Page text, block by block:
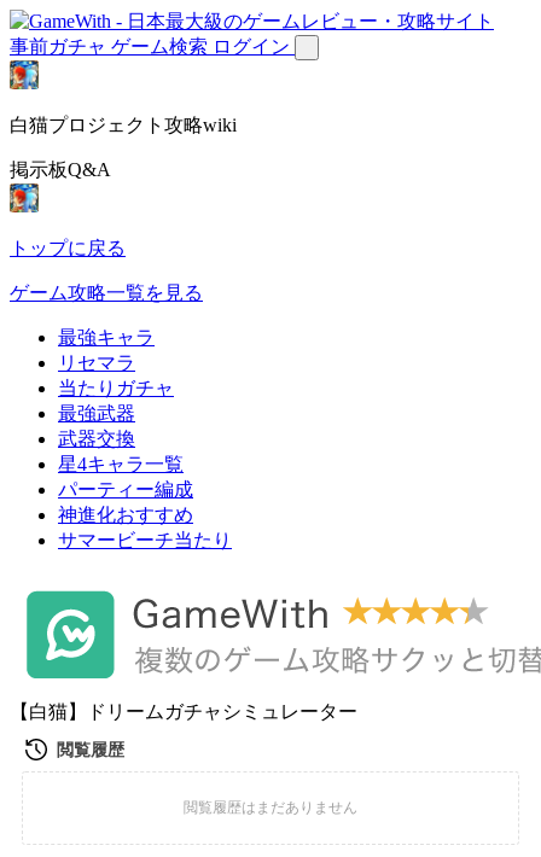
事前ガチャ ゲーム検索 ログイン
白猫プロジェクト攻略wiki
掲示板Q&A
トップに戻る
ゲーム攻略一覧を見る
最強キャラ
リセマラ
当たりガチャ
最強武器
武器交換
星4キャラ一覧
パーティー編成
神進化おすすめ
サマービーチ当たり
【白猫】ドリームガチャシミュレーター